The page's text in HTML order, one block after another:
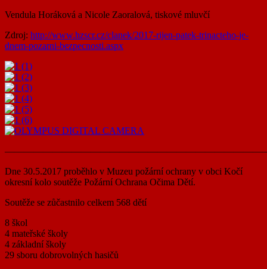
Vendula Horáková a Nicole Zaoralová, tiskové mluvčí
Zdroj: http://www.hzscr.cz/clanek/2017-rijen-patek-trinacteho-je-
dnem-pozarni-bezpecnosti.aspx
Dne 30.5.2017 proběhlo v Muzeu požární ochrany v obci Kočí
okresní kolo soutěže Požární Ochrana Očima Dětí.
Soutěže se zůčastnilo celkem 568 dětí
8 škol
4 mateřské školy
4 základní školy
29 sboru dobrovolných hasičů